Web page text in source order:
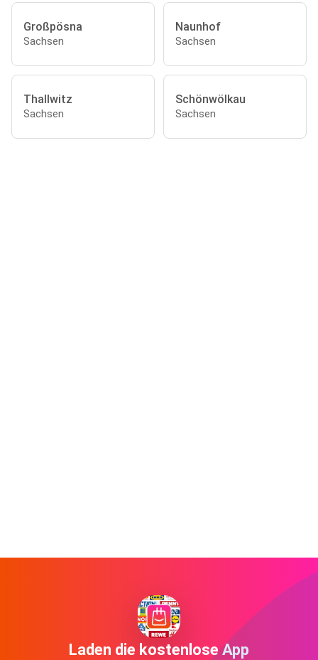
Großpösna
Sachsen
Naunhof
Sachsen
Thallwitz
Sachsen
Schönwölkau
Sachsen
Laden die kostenlose App